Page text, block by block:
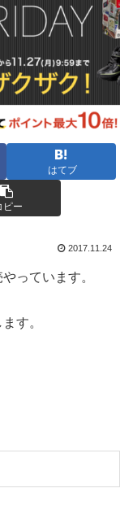
はてブ
ピー
2017.11.24
っています。
す。